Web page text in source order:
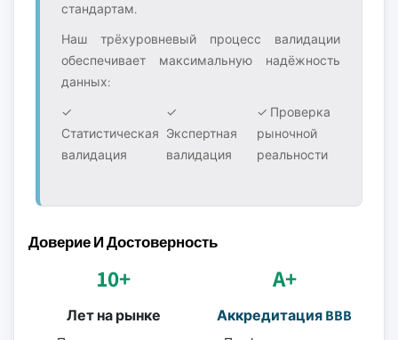
стандартам.
Наш трёхуровневый процесс валидации
обеспечивает максимальную надёжность
данных:
✓
Статистическая
валидация
✓
Экспертная
валидация
✓ Проверка
рыночной
реальности
Доверие И Достоверность
10+
Лет на рынке
A+
Аккредитация BBB